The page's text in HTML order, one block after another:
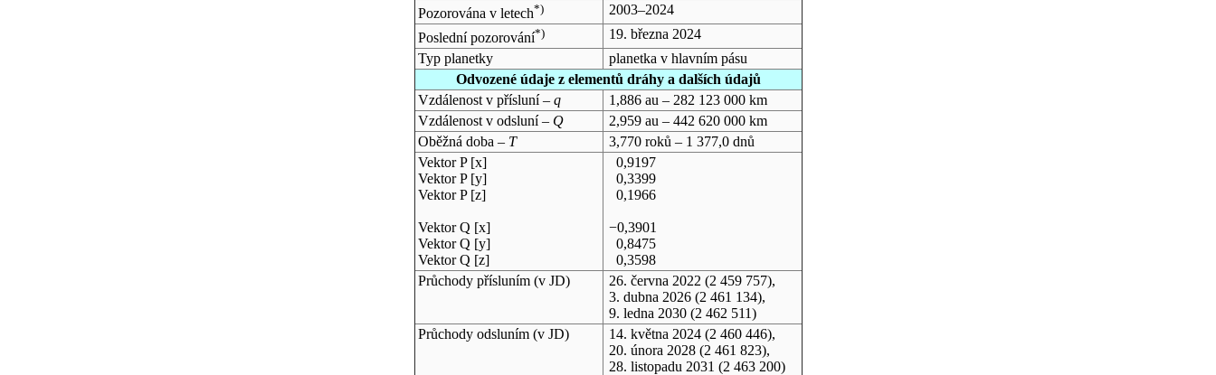
Pozorována v letech*)
2003–2024
Poslední pozorování*)
19. března 2024
Typ planetky
planetka v hlavním pásu
Odvozené údaje z elementů dráhy a dalších údajů
Vzdálenost v přísluní – q
1,886 au – 282 123 000 km
Vzdálenost v odsluní – Q
2,959 au – 442 620 000 km
Oběžná doba – T
3,770 roků – 1 377,0 dnů
Vektor P [x]
Vektor P [y]
Vektor P [z]
Vektor Q [x]
Vektor Q [y]
Vektor Q [z]
0,9197
0,3399
0,1966
−0,3901
0,8475
0,3598
Průchody přísluním (v JD) 26. června 2022 (2 459 757),
3. dubna 2026(2 461 134),
9. ledna 2030(2 462 511)
Průchody odsluním (v JD) 14. května 2024(2 460 446),
20. února 2028(2 461 823),
28. listopadu 2031 (2 463 200)